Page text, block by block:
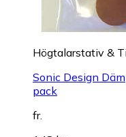
Högtalarstativ &
Sonic Design
pack
fr.